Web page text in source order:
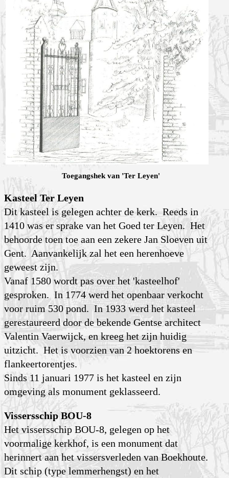
Toegangshek van 'Ter Leyen'
Kasteel Ter Leyen
Dit kasteel is gelegen achter de kerk. Reeds in
1410 was er sprake van het Goed ter Leyen. Het
behoorde toen toe aan een zekere Jan Sloeven uit
Gent. Aanvankelijk zal het een herenhoeve
geweest zijn.
Vanaf 1580 wordt pas over het 'kasteelhof'
gesproken. In 1774 werd hetopenbaar verkocht
voor ruim 530 pond. In 1933 werd het kasteel
gerestaureerd door de bekende Gentse architect
Valentin Vaerwijck, en kreeg het zijn huidig
uitzicht. Het is voorzien van 2 hoek­torens en
flankeer­torentjes.
Sinds 11 januari 1977 is het kasteel en zijn
omgeving als monument geklasseerd.
Vissersschip BOU-8
Het vissersschip BOU-8, gelegen op het
voormalige kerkhof, is een monument dat
herinnert aan het vissersverleden van Boekhoute.
Dit schip (type lemmerhengst) en het